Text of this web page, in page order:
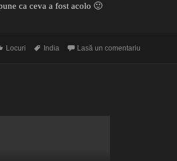
ca ceva a fost acolo 🙂
Categorii
Locuri Etichete
India Lasă un comentariu